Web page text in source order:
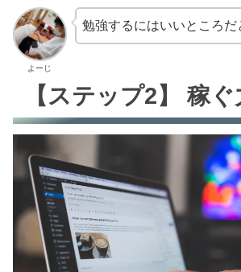
よーじ
勉強するにはいいところだ
【ステップ2】 稼ぐ